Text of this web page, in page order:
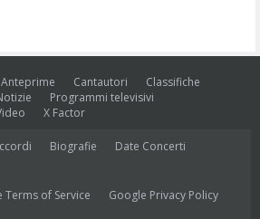
Anteprime Cantautori
Classifiche
Programmi televisivi
X Factor
Biografie
Date Concerti
Terms of Service
Google Privacy Policy